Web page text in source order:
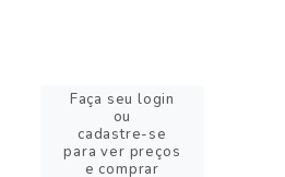
Faça seu login
ou
cadastre-se
para ver preços
e comprar